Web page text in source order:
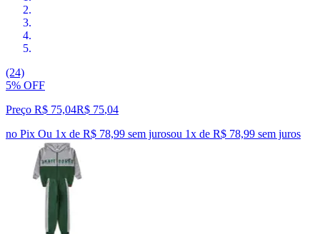
(24)
5% OFF
Preço R$ 75,04R$ 75,04
no Pix Ou 1x de R$ 78,99 sem jurosou 1x de R$ 78,99 sem juros